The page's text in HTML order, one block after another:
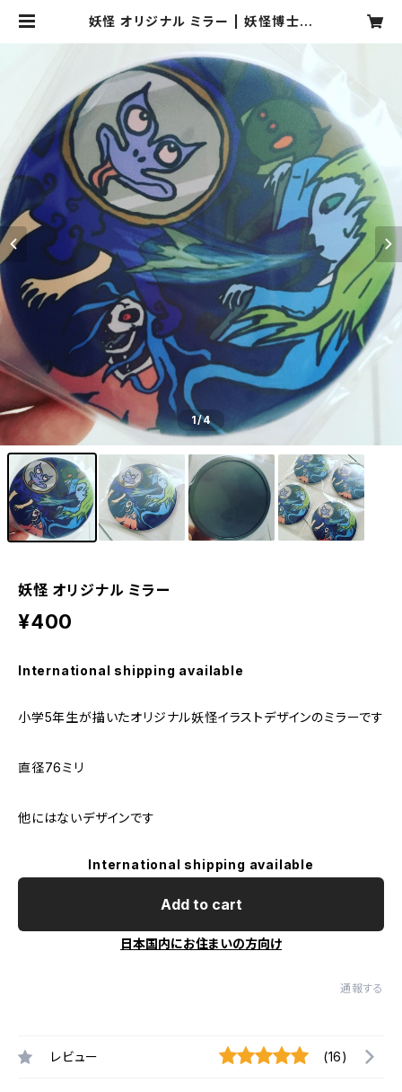
妖怪 オリジナル ミラー | 妖怪博士
1/4
妖怪 オリジナル ミラー
¥400
International shipping available
小学5年生が描いたオリジナル妖怪イラストデザインのミラーです
直径76ミリ
他にはないデザインです
International shipping available
Add to cart
日本国内にお住まいの方向け
通報する
レビュー (16)